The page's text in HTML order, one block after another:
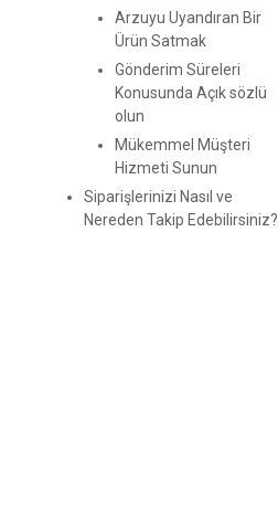
Arzuyu Uyandıran Bir
Ürün Satmak
Gönderim Süreleri
Konusunda Açık sözlü
olun
Mükemmel Müşteri
Hizmeti Sunun
Siparişlerinizi Nasıl ve
Nereden Takip Edebilirsiniz?